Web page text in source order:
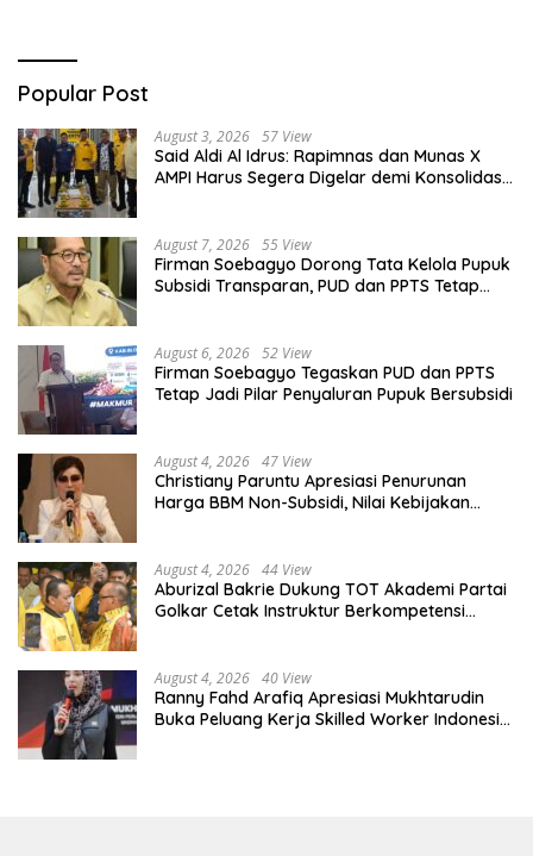
Popular Post
August 3, 2026 57 View
Said Aldi Al Idrus: Rapimnas dan Munas X
AMPI Harus Segera Digelar demi Konsolidasi
August 7, 2026 55 View
Firman Soebagyo Dorong Tata Kelola Pupuk
Subsidi Transparan, PUD dan PPTS Tetap
August 6, 2026 52 View
Firman Soebagyo Tegaskan PUD dan PPTS
Tetap Jadi Pilar Penyaluran Pupuk Bersubsidi
August 4, 2026 47 View
Christiany Paruntu Apresiasi Penurunan
Harga BBM Non-Subsidi, Nilai Kebijakan
August 4, 2026 44 View
Aburizal Bakrie Dukung TOT Akademi Partai
Golkar Cetak Instruktur Berkompetensi
August 4, 2026 40 View
Ranny Fahd Arafiq Apresiasi Mukhtarudin
Buka Peluang Kerja Skilled Worker Indonesia